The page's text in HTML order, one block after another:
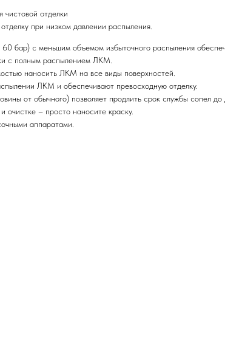
чистовой отделки
при низком давлении распыления.
бар) с меньшим объемом избыточного распыления
с полным распылением ЛКМ.
наносить ЛКМ на все виды поверхностей.
ЛКМ и обеспечивают превосходную отделку.
от обычного) позволяет продлить срок службы сопел до
очистке – просто наносите краску.
аппаратами.